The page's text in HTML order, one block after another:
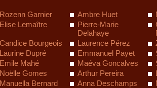
Rozenn Garnier Ambre Huet
Elise Lemaître
Pierre-Marie
Delahaye
Candice Bourgeois
Laurence Pérez
Laurine Dupré
Emmanuel Payet
Emile Mahé
Maéva Goncalves
Noëlle Gomes
Arthur Pereira
Manuella Bernard
Anna Deschamps